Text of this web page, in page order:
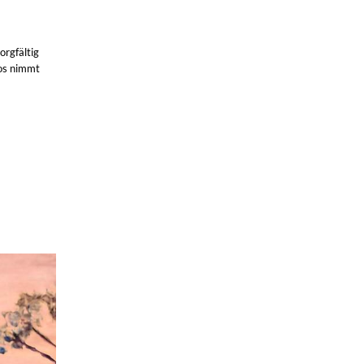
nimmt